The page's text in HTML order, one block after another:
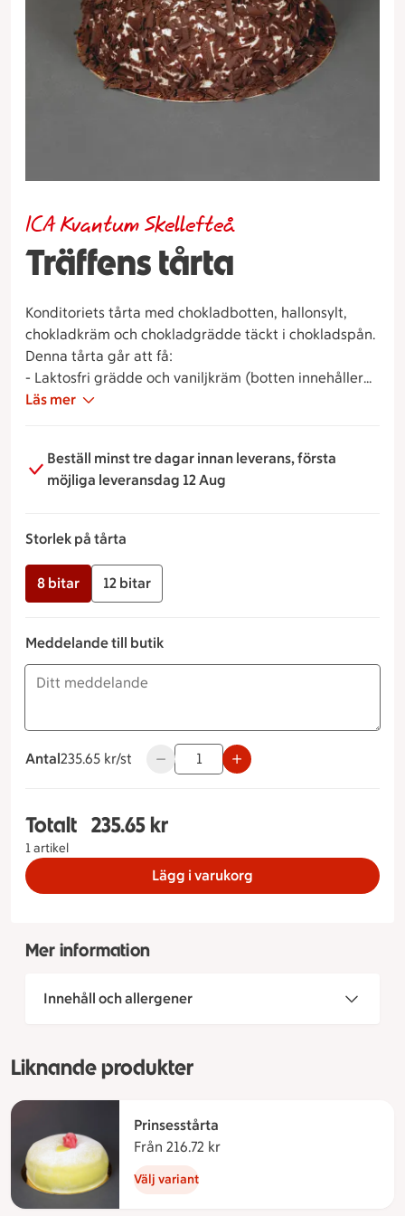
Träffens tårta
ICA Kvantum Skellefteå
Konditoriets tårta med chokladbotten, hallonsylt,
chokladkräm och chokladgrädde täckt i chokladspån.
Denna tårta går att få:
- Laktosfri grädde och vaniljkräm (botten innehåller
laktos)
Ring oss gärna på 0910-71 55 86 vid frågor.
Läs mer
Beställ minst tre dagar innan leverans, första
möjliga leveransdag 12 Aug
Storlek på tårta
8 bitar 12 bitar
Meddelande till butik
Antal
235.65 kronor styck
235.65 kr/st Använd knapparna för att minska
Totalt
1 artikel
Totalt 1 stycken Träffens tårta Storlek på tårta
235.65 kr
Lägg i varukorg
Mer information
Innehåll och allergener
Liknande produkter
Prinsesstårta
Från 216.72 kr
Välj variant